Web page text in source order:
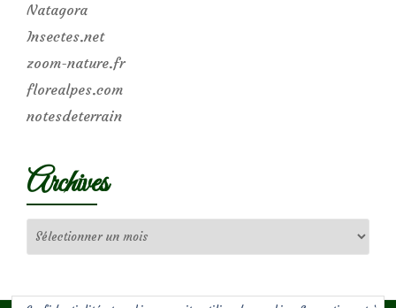
Natagora
Insectes.net
zoom-nature.fr
florealpes.com
notesdeterrain
Archives